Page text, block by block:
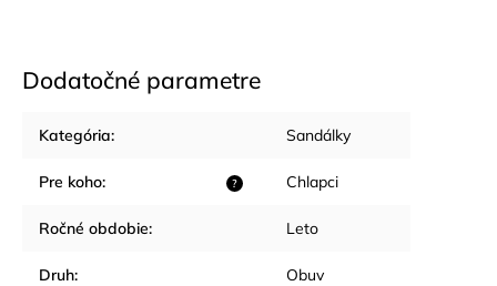
Dodatočné parametre
Kategória: Sandálky
?
Pre koho: Chlapci
Ročné obdobie: Leto
Druh: Obuv